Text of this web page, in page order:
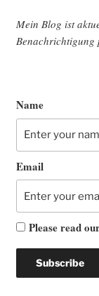
Mein Blog ist
Benach­rich­ti­gung
Name
Email
Please read